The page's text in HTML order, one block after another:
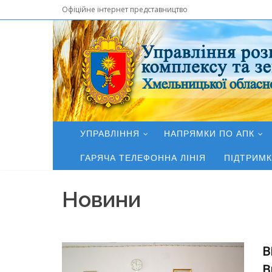
Офіційне інтернет представництво
УПРАВЛІННЯ НАПРЯМКИ ПО АПК
ГАРЯЧА ТЕЛЕФОННА ЛІНІЯ
Новини